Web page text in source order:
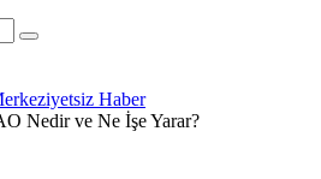
Nedir ve Ne İşe Yarar?